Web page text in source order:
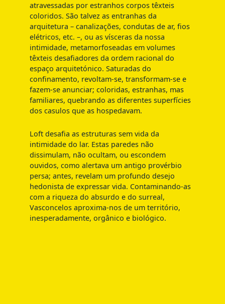
atravessadas por estranhos corpos têxteis
coloridos. São talvez as entranhas da
arquitetura – canalizações, condutas de ar, fios
elétricos, etc. –, ou as vísceras da nossa
intimidade, metamorfoseadas em volumes
têxteis desafiadores da ordem racional do
espaço arquitetónico. Saturadas do
confinamento, revoltam-se, transformam-se e
fazem-se anunciar; coloridas, estranhas, mas
familiares, quebrando as diferentes superfícies
dos casulos que as hospedavam.
Loft desafia as estruturas sem vida da
intimidade do lar. Estas paredes não
dissimulam, não ocultam, ou escondem
ouvidos, como alertava um antigo provérbio
persa; antes, revelam um profundo desejo
hedonista de expressar vida. Contaminando-as
com a riqueza do absurdo e do surreal,
Vasconcelos aproxima-nos de um território,
inesperadamente, orgânico e biológico.